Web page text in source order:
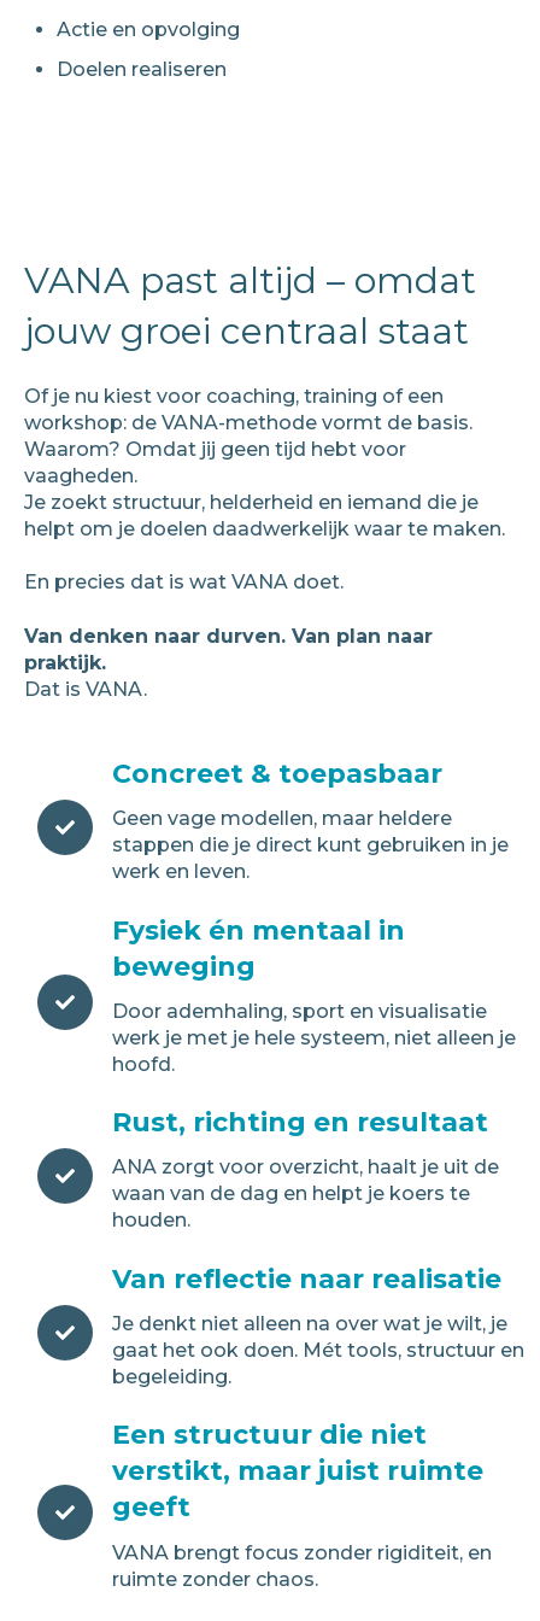
Actie en opvolging
Doelen realiseren
VANA past altijd – omdat
jouw groei centraal staat
Of je nu kiest voor coaching, training of een
workshop: de VANA-methode vormt de basis.
Waarom? Omdat jij geen tijd hebt voor
vaagheden.
Je zoekt structuur, helderheid en iemand die je
helpt om je doelen daadwerkelijk waar te maken.
En precies dat is wat VANA doet.
Van denken naar durven. Van plan naar
praktijk.
Dat is VANA.
Concreet & toepasbaar
Geen vage modellen, maar heldere
stappen die je direct kunt gebruiken in je
werk en leven.
Fysiek én mentaal in
beweging
Door ademhaling, sport en visualisatie
werk je met je hele systeem, niet alleen je
hoofd.
Rust, richting en resultaat
ANA zorgt voor overzicht, haalt je uit de
waan van de dag en helpt je koers te
houden.
Van reflectie naar realisatie
Je denkt niet alleen na over wat je wilt, je
gaat het ook doen. Mét tools, structuur en
begeleiding.
Een structuur die niet
verstikt, maar juist ruimte
geeft
VANA brengt focus zonder rigiditeit, en
ruimte zonder chaos.